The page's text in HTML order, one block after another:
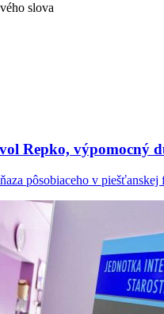
slova
Repko, výpomocný
pôsobiaceho v piešťanskej